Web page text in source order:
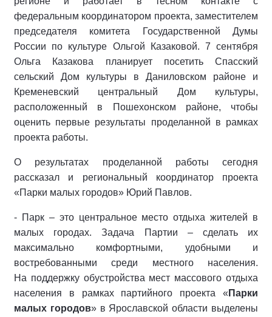
федеральным координатором проекта, заместителем
председателя комитета Государственной Думы
России по культуре Ольгой Казаковой. 7 сентября
Ольга Казакова планирует посетить Спасский
сельский Дом культуры в Даниловском районе и
Кременевский центральный Дом культуры,
расположенный в Пошехонском районе, чтобы
оценить первые результаты проделанной в рамках
проекта работы.
О результатах проделанной работы сегодня
рассказал и региональный координатор проекта
«Парки малых городов» Юрий Павлов.
- Парк – это центральное место отдыха жителей в
малых городах. Задача Партии – сделать их
максимально комфортными, удобными и
востребованными среди местного населения.
На поддержку обустройства мест массового отдыха
населения в рамках партийного проекта « Парки
малых городов» в Ярославской области выделены